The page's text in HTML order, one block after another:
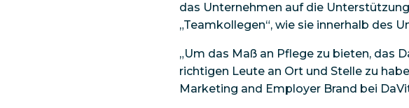
das Unternehmen auf die
„Teamkollegen“, wie sie innerhalb des
„Um das Maß an Pflege zu bieten, das
richtigen Leute an Ort und Stelle zu
Marketing and Employer Brand bei